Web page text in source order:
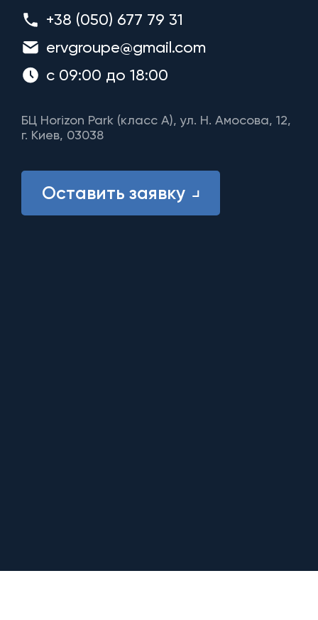
+38 (050) 677 79 31
ervgroupe@gmail.com
с 09:00 до 18:00
БЦ Horizon Park (класс A), ул. Н. Амосова, 12,
г. Киев, 03038
Оставить заявку